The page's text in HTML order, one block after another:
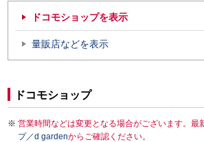
ドコモショップを表示
量販店などを表示
ドコモショップ
営業時間などは変更となる場合がございます。最
プ／d gardenからご確認ください。